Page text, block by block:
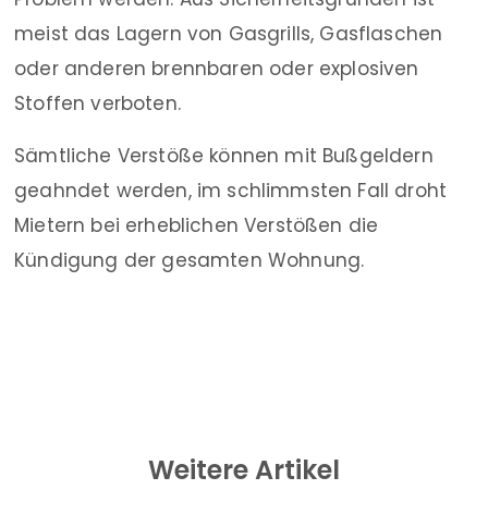
meist das Lagern von Gasgrills, Gasflaschen
oder anderen brennbaren oder explosiven
Stoffen verboten.
Sämtliche Verstöße können mit Bußgeldern
geahndet werden, im schlimmsten Fall droht
Mietern bei erheblichen Verstößen die
Kündigung der gesamten Wohnung.
Weitere Artikel